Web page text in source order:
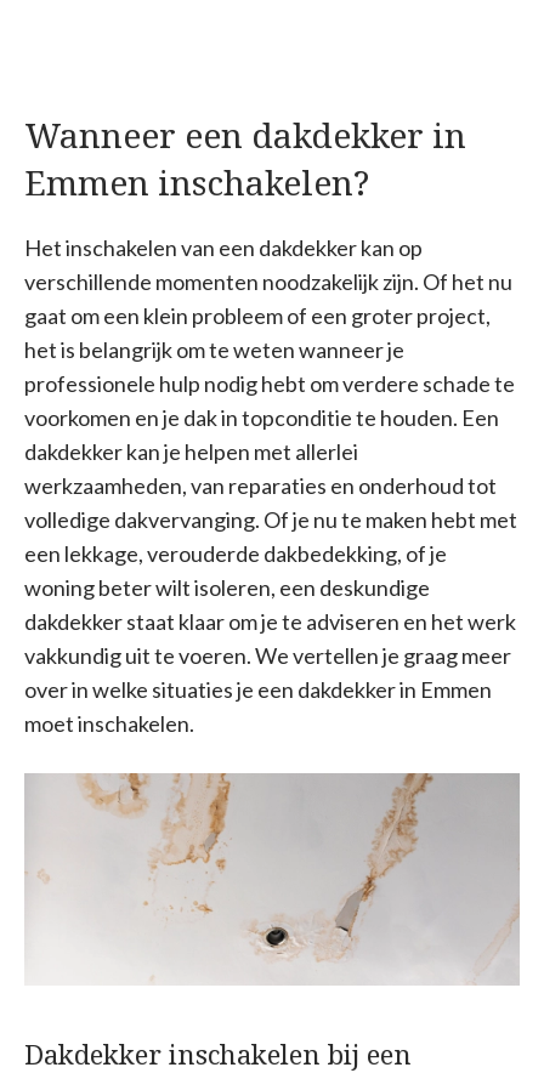
Wanneer een dakdekker in
Emmen inschakelen?
Het inschakelen van een dakdekker kan op
verschillende momenten noodzakelijk zijn. Of het nu
gaat om een klein probleem of een groter project,
het is belangrijk om te weten wanneer je
professionele hulp nodig hebt om verdere schade te
voorkomen en je dak in topconditie te houden. Een
dakdekker kan je helpen met allerlei
werkzaamheden, van reparaties en onderhoud tot
volledige dakvervanging. Of je nu te maken hebt met
een lekkage, verouderde dakbedekking, of je
woning beter wilt isoleren, een deskundige
dakdekker staat klaar om je te adviseren en het werk
vakkundig uit te voeren. We vertellen je graag meer
over in welke situaties je een dakdekker in Emmen
moet inschakelen.
Dakdekker inschakelen bij een